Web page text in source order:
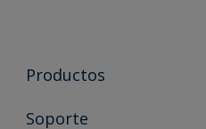
Productos
Todos los productos
Soporte